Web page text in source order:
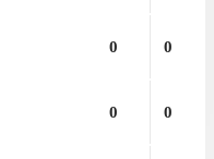
0 0
0 0